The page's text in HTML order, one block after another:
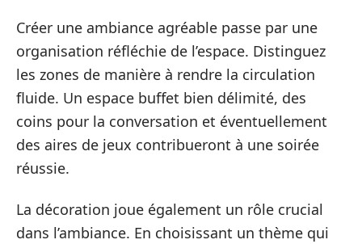
Créer une ambiance agréable passe par une
organisation réfléchie de l’espace. Distinguez
les zones de manière à rendre la circulation
fluide. Un espace buffet bien délimité, des
coins pour la conversation et éventuellement
des aires de jeux contribueront à une soirée
réussie.
La décoration joue également un rôle crucial
dans l’ambiance. En choisissant un thème qui